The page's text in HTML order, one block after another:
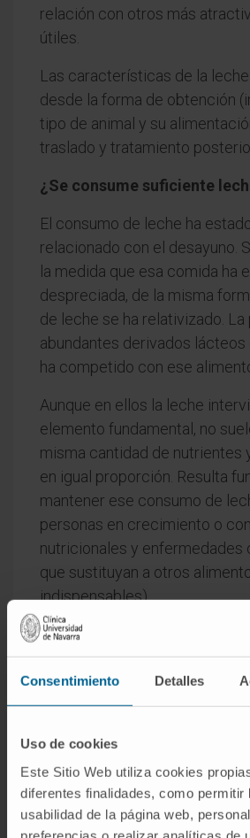
Consentimiento Detalles
Uso de cookies
Este Sitio Web utiliza cookies
diferentes finalidades, como permitir
usabilidad de la página web,
relación con otros más
útiles.
Las características de la
desde la forma de obtención
tipo de animal y su
traslado y tratamiento
¿Se consume suficiente
El consumo de leche ha
relacionado con el desayuno.
la medida que esa comida ha
despreciada, de la misma
de leche se ha relativizado.
abundantes derivados
ha competido con ese
Aunque en ellos la leche
elemento fundamental, no
misma cantidad de nutrientes
en igual proporción. Resulta
mantener ese consumo de
personas en crecimiento o
nutricionales y enfermedades
que sustituyan a otros
indispensables).
No deja de ser fundamental
de la vida. Ayuda a evitar no
nutrición sino también un
de calcio. Todo ello tiene
Entre las principales
derivadas de una intolerancia
algunos de sus
con la lactosa, o bien diversas